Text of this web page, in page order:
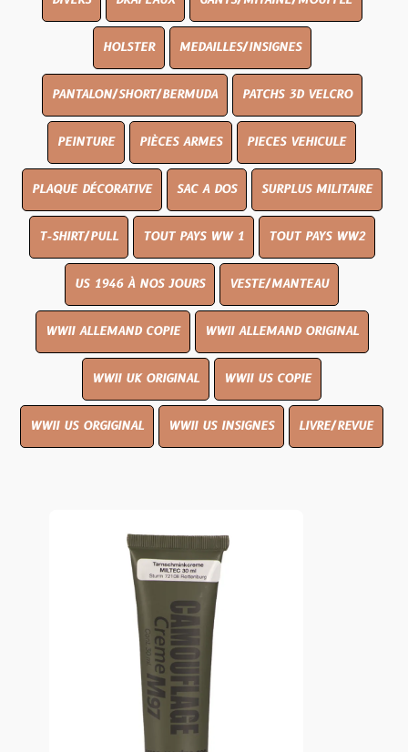
HOLSTER MEDAILLES/INSIGNES
PANTALON/SHORT/BERMUDA PATCHS 3D VELCRO
PEINTURE PIÈCES ARMES PIECES VEHICULE
PLAQUE DÉCORATIVE SAC A DOS SURPLUS MILITAIRE
T-SHIRT/PULL TOUT PAYS WW 1 TOUT PAYS WW2
US 1946 À NOS JOURS VESTE/MANTEAU
WWII ALLEMAND COPIE WWII ALLEMAND ORIGINAL
WWII UK ORIGINAL WWII US COPIE
WWII US ORGIGINAL WWII US INSIGNES LIVRE/REVUE